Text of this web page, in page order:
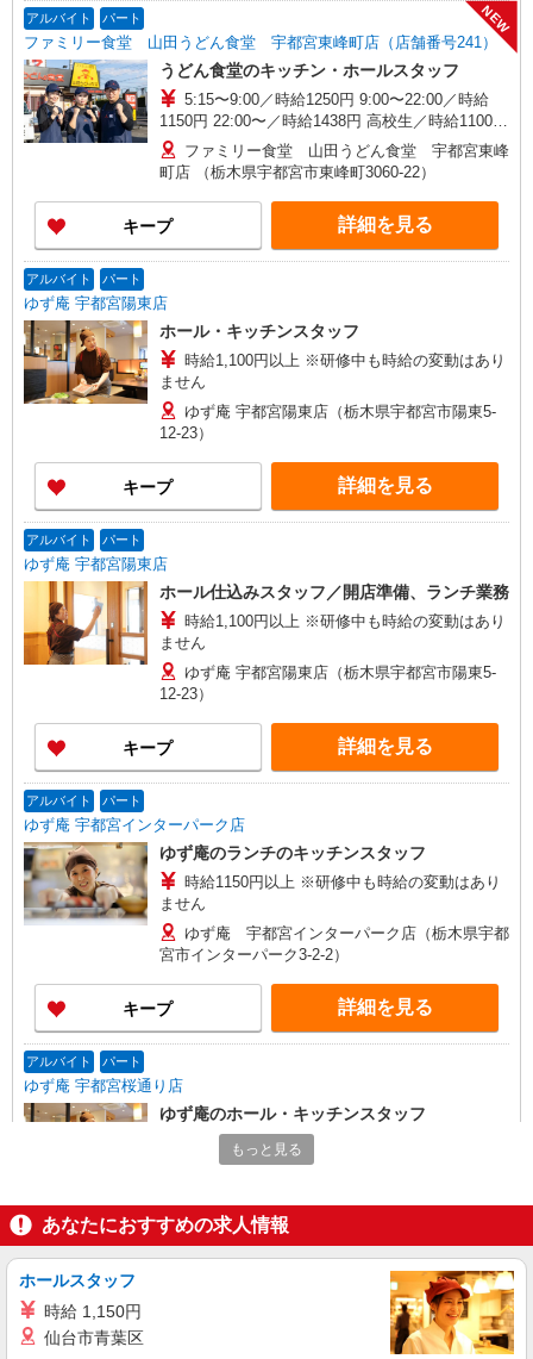
アルバイト パート
ファミリー食堂 山田うどん食堂 宇都宮東峰町店（店舗番号241）
NEW
うどん食堂のキッチン・ホールスタッフ
5:15〜9:00／時給1250円 9:00〜22:00／時給
1150円 22:00〜／時給1438円 高校生／時給1100円
日・祝日は時給50円アップ！（9時〜22時）
ファミリー食堂 山田うどん食堂 宇都宮東峰
町店 （栃木県宇都宮市東峰町3060-22）
キープ 詳細を見る
アルバイト パート
ゆず庵 宇都宮陽東店
ホール・キッチンスタッフ
時給1,100円以上 ※研修中も時給の変動はあり
ません
ゆず庵 宇都宮陽東店（栃木県宇都宮市陽東5-
12-23）
キープ 詳細を見る
アルバイト パート
ゆず庵 宇都宮陽東店
ホール仕込みスタッフ／開店準備、ランチ業務
時給1,100円以上 ※研修中も時給の変動はあり
ません
ゆず庵 宇都宮陽東店（栃木県宇都宮市陽東5-
12-23）
キープ 詳細を見る
アルバイト パート
ゆず庵 宇都宮インターパーク店
ゆず庵のランチのキッチンスタッフ
時給1150円以上 ※研修中も時給の変動はあり
ません
ゆず庵 宇都宮インターパーク店（栃木県宇都
宮市インターパーク3-2-2）
キープ 詳細を見る
アルバイト パート
ゆず庵 宇都宮桜通り店
ゆず庵のホール・キッチンスタッフ
時給1,100円以上 ※研修中も時給の変動はあり
寛2-3-1）
詳細を見る
アルバイト パート
コンパスグループ・ジャパン株式会社 39577_p
NEW
もっと見る
あなたにおすすめの求人情報
ホールスタッフ
時給 1,150円
仙台市青葉区